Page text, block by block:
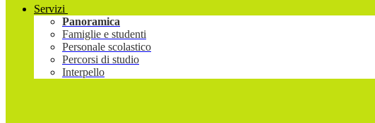
Servizi
Panoramica
Famiglie e studenti
Personale scolastico
Percorsi di studio
Interpello